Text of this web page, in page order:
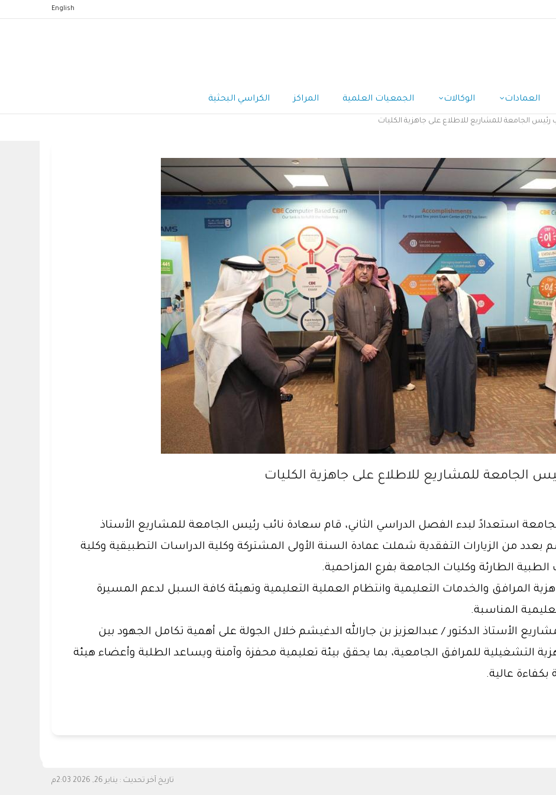
English
العمادات الوكالات الجمعيات العلمية المراكز الكراسي البحثية
رئيس الجامعة للمشاريع للاطلاع على جاهزية الكليات
الجامعة للمشاريع للاطلاع على جاهزية الكليات
استعدادً لبدء الفصل الدراسي الثاني، قام سعادة نائب رئيس الجامعة للمشاريع الأستاذ
بعدد من الزيارات التفقدية شملت عمادة السنة الأولى المشتركة وكلية الدراسات التطبيقية وكلية
الطارئة وكليات الجامعة بفرع المزاحمية.
المرافق والخدمات التعليمية وانتظام العملية التعليمية وتهيئة كافة السبل لدعم المسيرة
المناسبة.
الأستاذ الدكتور / عبدالعزيز بن جارالله الدغيشم خلال الجولة على أهمية تكامل الجهود بين
التشغيلية للمرافق الجامعية، بما يحقق بيئة تعليمية محفزة وآمنة ويساعد الطلبة وأعضاء هيئة
عالية.
تاريخ آخر تحديث : يناير 26, 2026 2:03م